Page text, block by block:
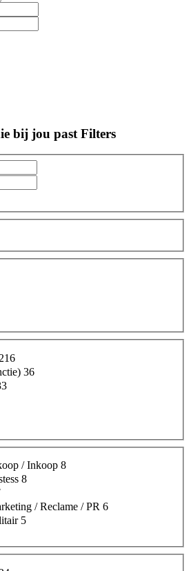
bij jou past Filters
216
36
/ Inkoop 8
8
/ Reclame / PR 6
5